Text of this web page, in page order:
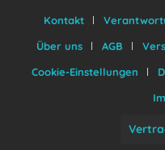
Kontakt
Über uns
AGB
Cookie-Einstellungen